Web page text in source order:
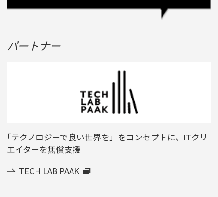
パートナー
「テクノロジーで良い世界を」をコンセプトに、ITクリ
エイターを無償支援
TECH LAB PAAK